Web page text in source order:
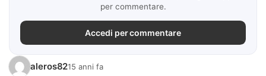
per commentare.
Accedi per commentare
aleros8215 anni fa